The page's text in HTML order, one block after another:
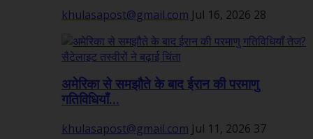
khulasapost@gmail.com Jul 16, 2026 28
अमेरिका से समझौते के बाद ईरान की परमाणु
गतिविधियाँ...
khulasapost@gmail.com Jul 11, 2026 37